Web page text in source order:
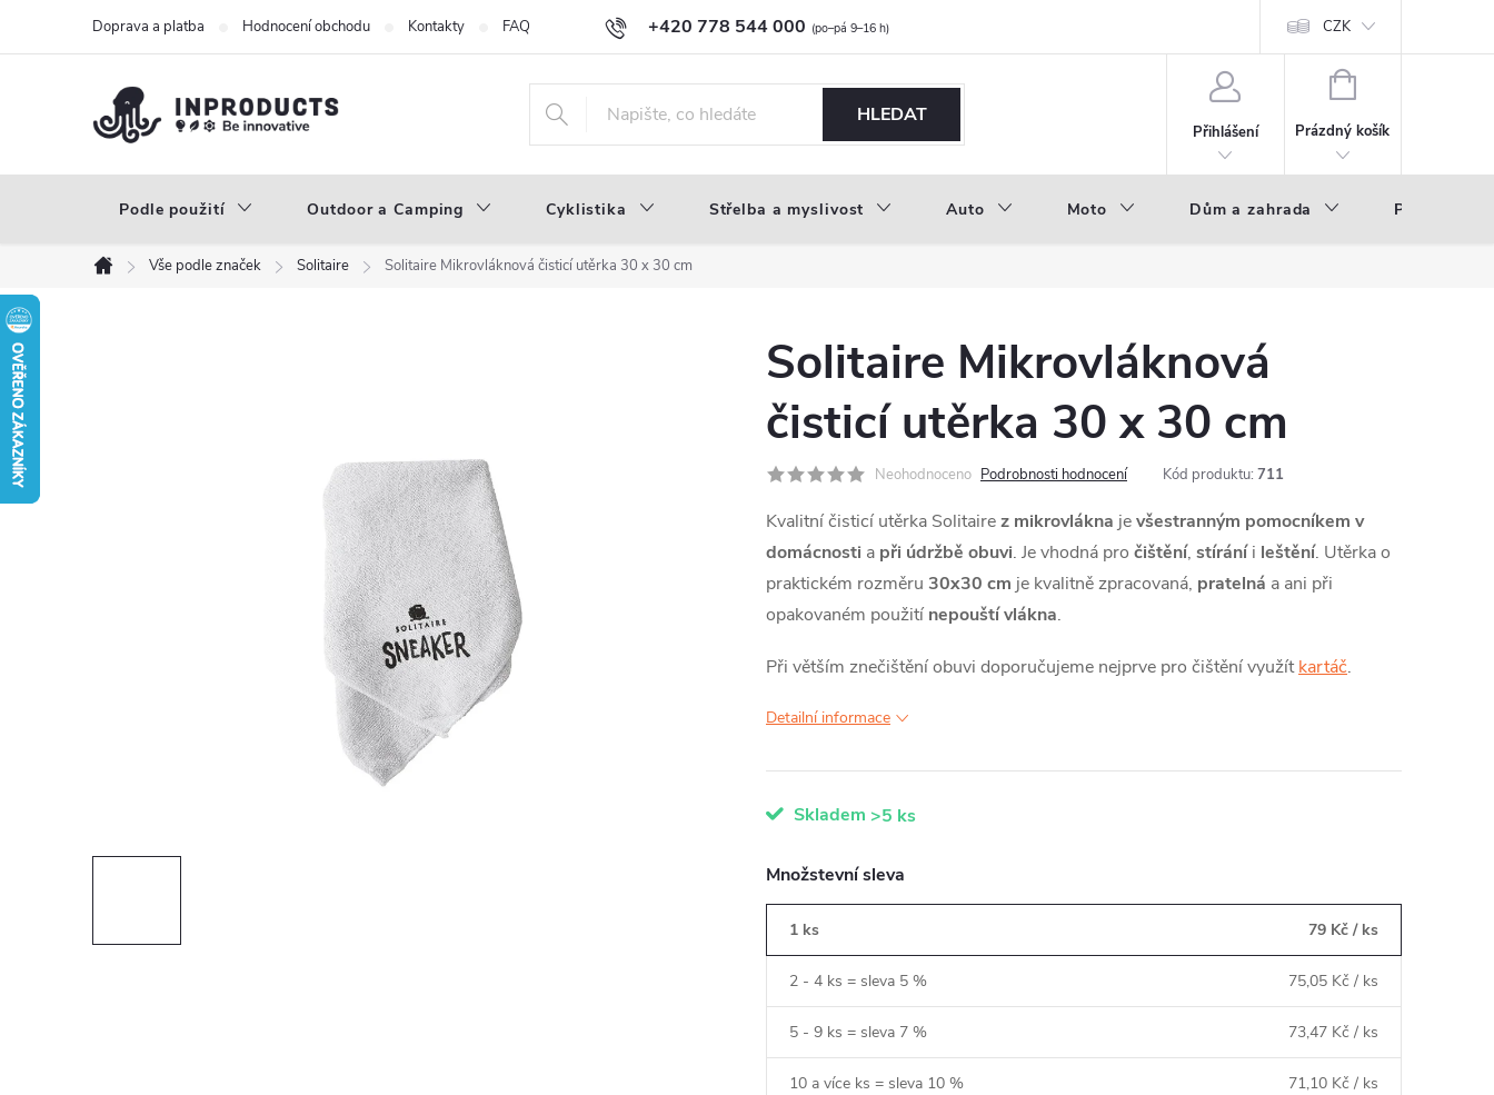
+420 778 544 000
info@inproducts.cz
Doprava a platba Hodnocení obchodu Kontakty FAQ Novinky Náš příběh Průvodce materiály CZK
HLEDAT
Přihlášení
NÁKUPNÍ
Prázdný košík
Podle použití Outdoor a Camping Cyklistika Střelba a myslivost Auto Moto Dům a zahrada
Domů
Vše podle značek Solitaire Solitaire Mikrovláknová čisticí utěrka 30 x 30 cm
Solitaire Mikrovláknová
čisticí utěrka 30 x 30 cm
Neohodnoceno Podrobnosti hodnocení Kód produktu: 711
Kvalitní čisticí utěrka Solitairez mikrovlákna jevšestranným pomocníkem v
domácnosti a při údržbě obuvi. Je vhodná pro čištění, stíráníi leštění. Utěrka o
praktickém rozměru 30x30 cm je kvalitně zpracovaná, pratelná a ani při
opakovaném použití nepouští vlákna.
Při větším znečištění obuvi doporučujeme nejprve pro čištění využítkartáč.
Detailní informace
Skladem >5 ks
Množstevní sleva
1 ks 79 Kč / ks
2 - 4 ks = sleva 5 % 75,05 Kč / ks
5 - 9 ks = sleva 7 % 73,47 Kč / ks
10 a více ks = sleva 10 % 71,10 Kč / ks